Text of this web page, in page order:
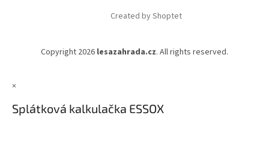
Created by Shoptet
Copyright 2026 lesazahrada.cz. All rights reserved.
×
Splátková kalkulačka ESSOX